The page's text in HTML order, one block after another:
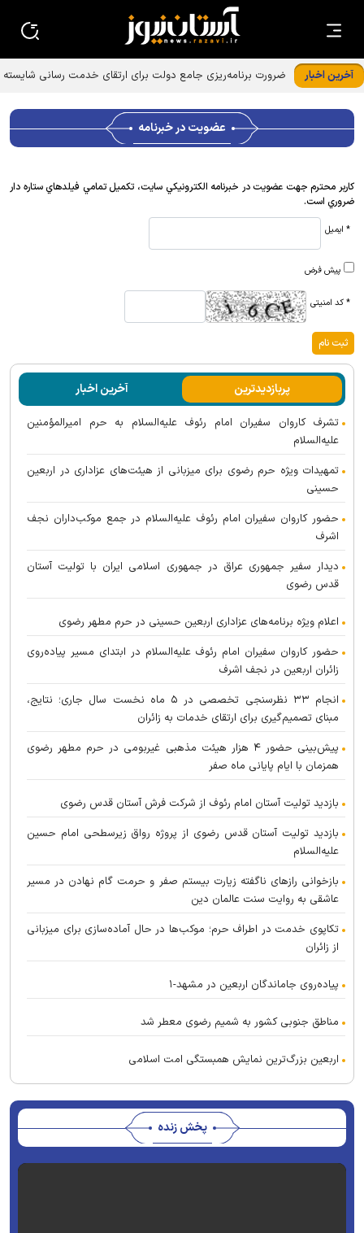
آخرین اخبار
ضرورت برنامه‌ریزی جامع دولت برای ارتقای خدمت رسانی شایسته
عضويت در خبرنامه
كاربر محترم جهت عضويت در خبرنامه الكترونيكي سايت، تكميل تمامي فيلدهاي ستاره دار
ضروري است.
* ایمیل
پیش فرض
* کد امنیتی
پربازدیدترین آخرین اخبار
تشرف کاروان سفیران امام رئوف علیه‌السلام به حرم امیرالمؤمنین
علیه‌السلام
تمهیدات ویژه حرم رضوی برای میزبانی از هیئت‌های عزاداری در اربعین
حسینی
حضور کاروان سفیران امام رئوف علیه‌السلام در جمع موکب‌داران نجف
اشرف
دیدار سفیر جمهوری عراق در جمهوری اسلامی ایران با تولیت آستان
قدس رضوی
اعلام ویژه برنامه‌های عزاداری اربعین حسینی در حرم مطهر رضوی
حضور کاروان سفیران امام رئوف علیه‌السلام در ابتدای مسیر پیاده‌روی
زائران اربعین در نجف اشرف
انجام ۳۳ نظرسنجی تخصصی در ۵ ماه نخست سال جاری؛ نتایج،
مبنای تصمیم‌گیری برای ارتقای خدمات به زائران
پیش‌بینی حضور ۴ هزار هیئت مذهبی غیربومی در حرم مطهر رضوی
همزمان با ایام پایانی ماه صفر
بازدید تولیت آستان امام رئوف از شرکت فرش آستان قدس رضوی
بازدید تولیت آستان قدس رضوی از پروژه رواق زیرسطحی امام حسین
علیه‌السلام
بازخوانی راز‌های ناگفته زیارت بیستم صفر و حرمت گام نهادن در مسیر
عاشقی به روایت سنت عالمان دین
تکاپوی خدمت در اطراف حرم؛ موکب‌ها در حال آماده‌سازی برای میزبانی
از زائران
پیاده‌روی جاماندگان اربعین در مشهد-۱
مناطق جنوبی کشور به شمیم رضوی معطر شد
اربعین بزرگ‌ترین نمایش همبستگی امت اسلامی
پخش زنده